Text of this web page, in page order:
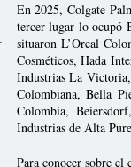
En 2025, Colgate
tercer lugar lo ocupó
situaron L’Oreal
Cosméticos, Hada
Industrias La
Colombiana, Bella
Colombia,
Industrias de Alta
Para conocer sobre